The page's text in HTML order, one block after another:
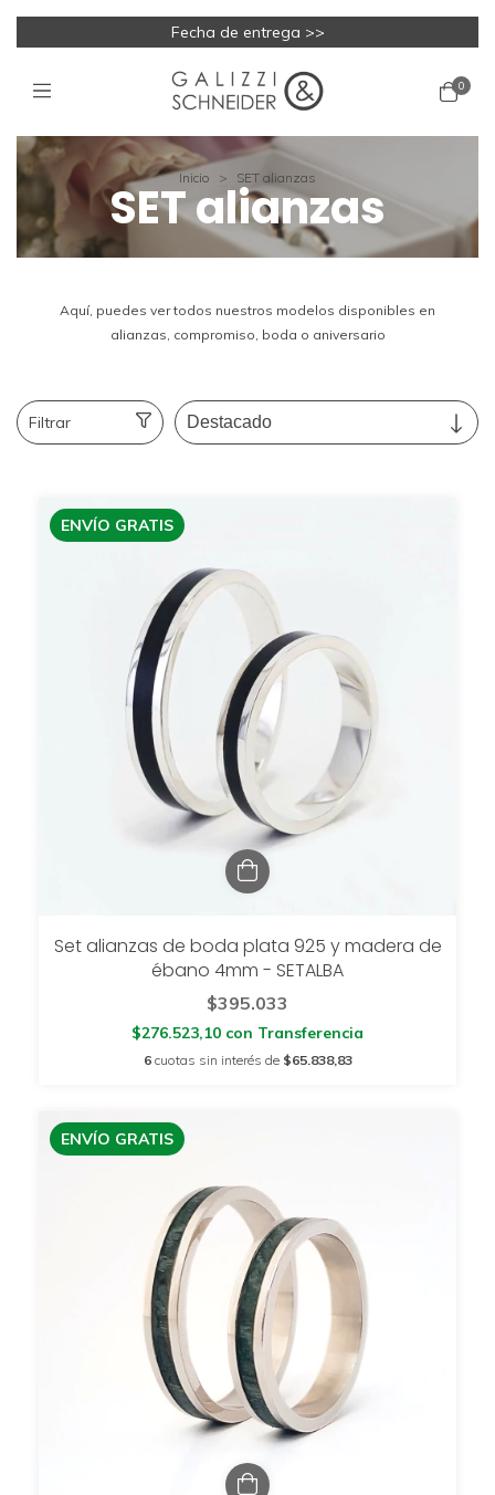
Fecha de entrega >>
0
Inicio > SET alianzas
SET alianzas
Aquí, puedes ver todos nuestros modelos disponibles en
alianzas, compromiso, boda o aniversario
Filtrar
ENVÍO GRATIS
Set alianzas de boda plata 925 y madera de
ébano 4mm - SETALBA
$395.033
$276.523,10 con Transferencia
6 cuotas sin interés de $65.838,83
ENVÍO GRATIS